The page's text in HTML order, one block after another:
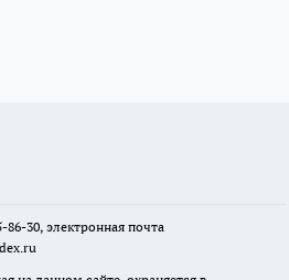
86-30, электронная почта